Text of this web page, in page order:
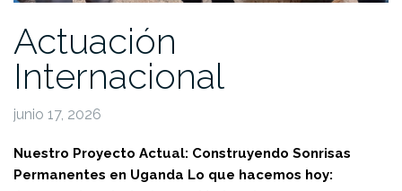
Actuación
Internacional
junio 17, 2026
Nuestro Proyecto Actual: Construyendo Sonrisas
Permanentes en Uganda Lo que hacemos hoy: